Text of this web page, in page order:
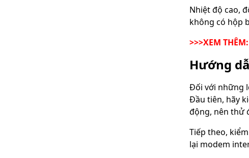
Nhiệt độ cao,
không có hộp
>>>XEM THÊM:
Hướng
Đối với những
Đầu tiên, hãy
động, nên thử
Tiếp theo,
lại modem